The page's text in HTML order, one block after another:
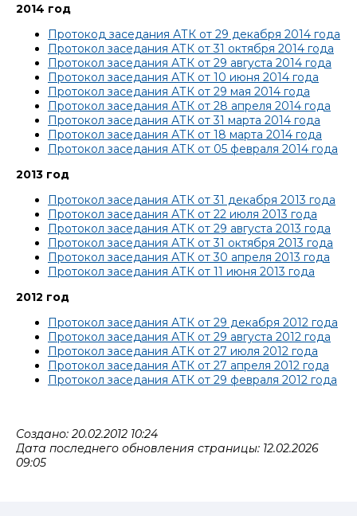
2014 год
Протокод заседания АТК от 29 декабря 2014 года
Протокол заседания АТК от 31 октября 2014 года
Протокол заседания АТК от 29 августа 2014 года
Протокол заседания АТК от 10 июня 2014 года
Протокол заседания АТК от 29 мая 2014 года
Протокол заседания АТК от 28 апреля 2014 года
Протокол заседания АТК от 31 марта 2014 года
Протокол заседания АТК от 18 марта 2014 года
Протокол заседания АТК от 05 февраля 2014 года
2013 год
Протокол заседания АТК от 31 декабря 2013 года
Протокол заседания АТК от 22 июля 2013 года
Протокол заседания АТК от 29 августа 2013 года
Протокол заседания АТК от 31 октября 2013 года
Протокол заседания АТК от 30 апреля 2013 года
Протокол заседания АТК от 11 июня 2013 года
2012 год
Протокол заседания АТК от 29 декабря 2012 года
Протокол заседания АТК от 29 августа 2012 года
Протокол заседания АТК от 27 июля 2012 года
Протокол заседания АТК от 27 апреля 2012 года
Протокол заседания АТК от 29 февраля 2012 года
Создано: 20.02.2012 10:24
Дата последнего обновления страницы: 12.02.2026
09:05